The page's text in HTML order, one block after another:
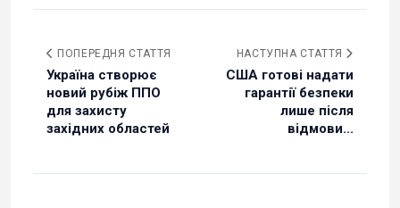
ПОПЕРЕДНЯ СТАТТЯ
Україна створює
новий рубіж ППО
для захисту
західних областей
НАСТУПНА СТАТТЯ
США готові надати
гарантії безпеки
лише після
відмови...